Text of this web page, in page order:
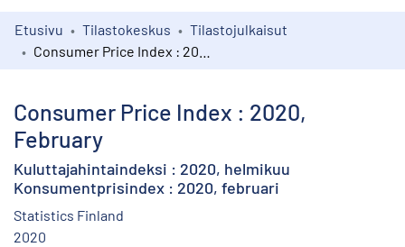
Kokoelmat
Etusivu Tilastokeskus
Tilastojulkaisut
Consumer Price Index : 2020,
February
Kuluttajahintaindeksi : 2020, helmikuu
Konsumentprisindex : 2020, februari
Statistics Finland
2020